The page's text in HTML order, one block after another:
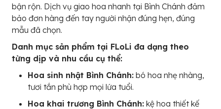
bận rộn. Dịch vụ giao hoa nhanh tại Bình Chánh đảm
bảo đơn hàng đến tay người nhận đúng hẹn, đúng
mẫu đã chọn.
Danh mục sản phẩm tại FLoLi đa dạng theo
từng dịp và nhu cầu cụ thể:
Hoa sinh nhật Bình Chánh: bó hoa nhẹ nhàng,
tươi tắn phù hợp mọi lứa tuổi.
Hoa khai trương Bình Chánh: kệ hoa thiết kế